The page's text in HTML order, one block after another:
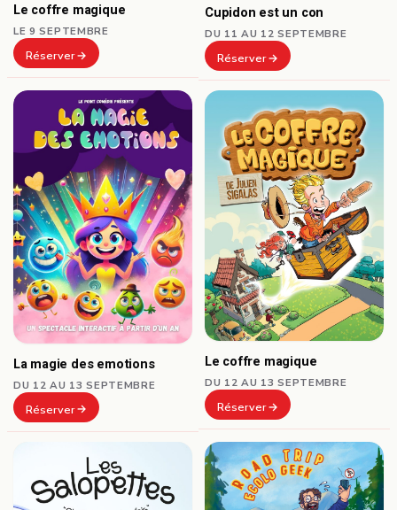
Le coffre magique
LE 9 SEPTEMBRE
Réserver
Cupidon est un con
DU 11 AU 12 SEPTEMBRE
Réserver
La magie des emotions
DU 12 AU 13 SEPTEMBRE
Réserver
Le coffre magique
DU 12 AU 13 SEPTEMBRE
Réserver